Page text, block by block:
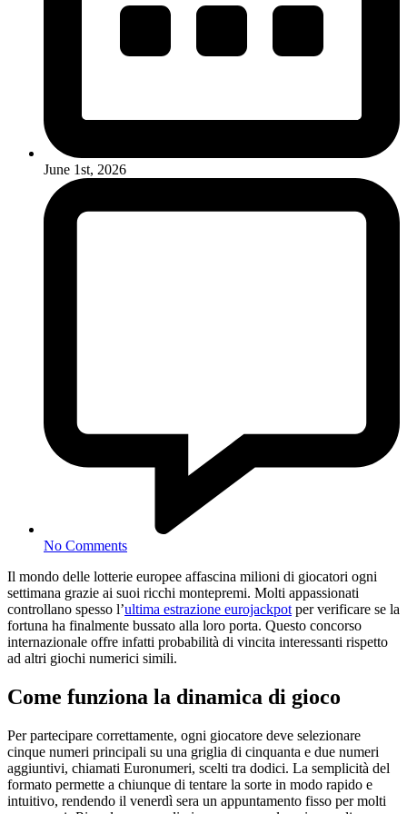
June 1st, 2026
No Comments
Il mondo delle lotterie europee affascina milioni di giocatori ogni
settimana grazie ai suoi ricchi montepremi. Molti appassionati
controllano spesso l’ultima estrazione eurojackpotper verificare se la
fortuna ha finalmente bussato alla loro porta. Questo concorso
internazionale offre infatti probabilità di vincita interessanti rispetto
ad altri giochi numerici simili.
Come funziona la dinamica di gioco
Per partecipare correttamente, ogni giocatore deve selezionare
cinque numeri principali su una griglia di cinquanta e due numeri
aggiuntivi, chiamati Euronumeri, scelti tra dodici. La semplicità del
formato permette a chiunque di tentare la sorte in modo rapido e
intuitivo, rendendo il venerdì sera un appuntamento fisso per molti